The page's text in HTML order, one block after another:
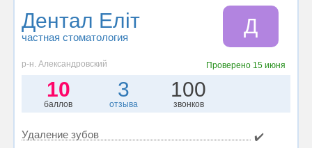
Дентал Еліт
частная стоматология Д
р-н. Александровский Проверено 15 июня
10
баллов
3
отзыва
100
звонков
Удаление зубов
✔️